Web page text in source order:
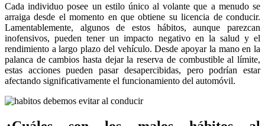
Cada individuo posee un estilo único al volante que a menudo se
arraiga desde el momento en que obtiene su licencia de conducir.
Lamentablemente, algunos de estos hábitos, aunque parezcan
inofensivos, pueden tener un impacto negativo en la salud y el
rendimiento a largo plazo del vehículo. Desde apoyar la mano en la
palanca de cambios hasta dejar la reserva de combustible al límite,
estas acciones pueden pasar desapercibidas, pero podrían estar
afectando significativamente el funcionamiento del automóvil.